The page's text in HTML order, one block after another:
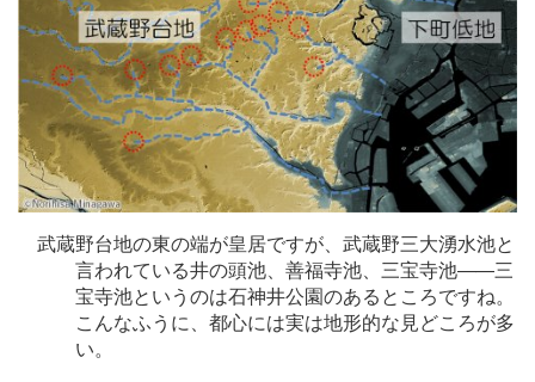
武蔵野台地の東の端が皇居ですが、武蔵野三大湧水池と
言われている井の頭池、善福寺池、三宝寺池――三
宝寺池というのは石神井公園のあるところですね。
こんなふうに、都心には実は地形的な見どころが多
い。